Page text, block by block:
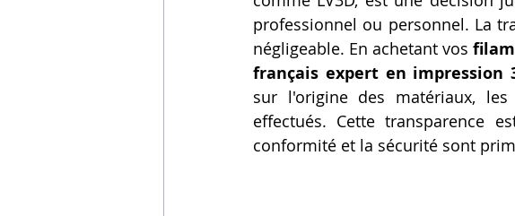
professionnel ou personnel. La
négligeable. En achetant vos
français expert en impression
sur l'origine des matériaux,
effectués. Cette transparence
conformité et la sécurité sont